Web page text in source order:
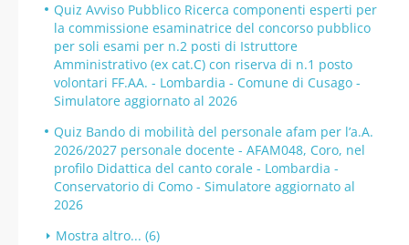
Quiz Avviso Pubblico Ricerca componenti esperti per
la commissione esaminatrice del concorso pubblico
per soli esami per n.2 posti di Istruttore
Amministrativo (ex cat.C) con riserva di n.1 posto
volontari FF.AA. - Lombardia - Comune di Cusago -
Simulatore aggiornato al 2026
Quiz Bando di mobilità del personale afam per l’a.A.
2026/2027 personale docente - AFAM048, Coro, nel
profilo Didattica del canto corale - Lombardia -
Conservatorio di Como - Simulatore aggiornato al
2026
Mostra altro... (6)